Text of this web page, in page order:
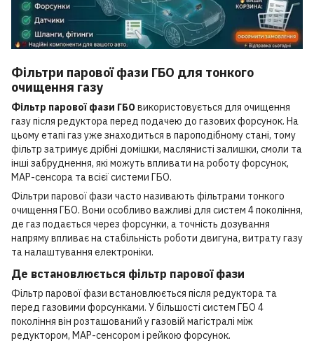
Фільтри парової фази ГБО для тонкого
очищення газу
Фільтр парової фази ГБОвикористовується для очищення
газу після редуктора перед подачею до газових форсунок. На
цьому етапі газ уже знаходиться в пароподібному стані, тому
фільтр затримує дрібні домішки, маслянисті залишки, смоли та
інші забруднення, які можуть впливати на роботу форсунок,
MAP-сенсора та всієї системи ГБО.
Фільтри парової фази часто називають фільтрами тонкого
очищення ГБО. Вони особливо важливі для систем 4 покоління,
де газ подається через форсунки, а точність дозування
напряму впливає на стабільність роботи двигуна, витрату газу
та налаштування електроніки.
Де встановлюється фільтр парової фази
Фільтр парової фази встановлюється після редуктора та
перед газовими форсунками. У більшості систем ГБО 4
покоління він розташований у газовій магістралі між
редуктором, MAP-сенсором і рейкою форсунок.